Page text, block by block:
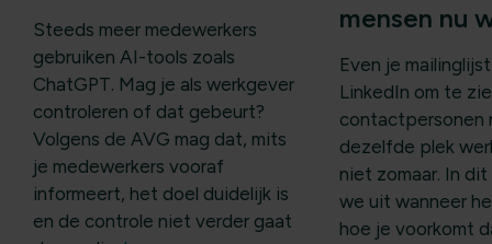
Steeds meer medewerkers
gebruiken AI-tools zoals
ChatGPT. Mag je als werkgever
controleren of dat gebeurt?
Volgens de AVG mag dat, mits
je medewerkers vooraf
informeert, het doel duidelijk is
en de controle niet verder gaat
mensen nu
Even je
LinkedIn om te
contactpersonen
dezelfde plek
niet zomaar. In
we uit wanneer
hoe je voorkomt